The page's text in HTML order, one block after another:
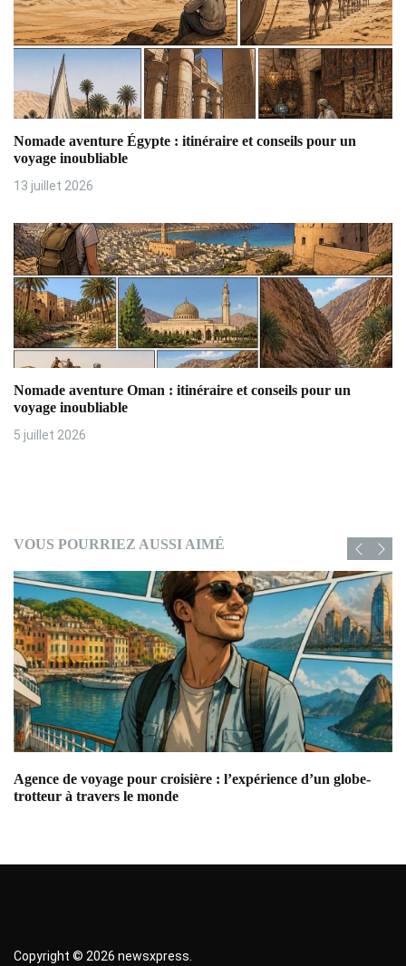
a
r
i
c
l
e
Nomade aventure Égypte : itinéraire et conseils pour un
voyage inoubliable
13 juillet 2026
Nomade aventure Oman : itinéraire et conseils pour un
voyage inoubliable
5 juillet 2026
VOUS POURRIEZ AUSSI AIMÉ
Agence de voyage pour croisière : l’expérience d’un globe-
trotteur à travers le monde
Copyright © 2026 newsxpress.